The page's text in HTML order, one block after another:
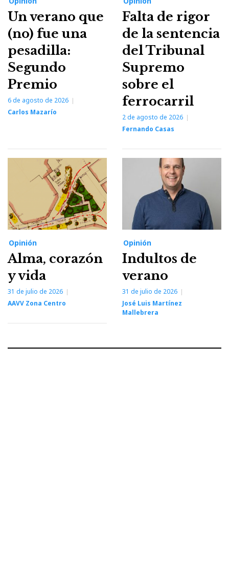
Un verano que
(no) fue una
pesadilla:
Segundo
Premio
6 de agosto de 2026
Carlos Mazarío
Falta de rigor
de la sentencia
del Tribunal
Supremo
sobre el
ferrocarril
2 de agosto de 2026
Fernando Casas
Opinión
Alma, corazón
y vida
31 de julio de 2026
AAVV Zona Centro
Opinión
Indultos de
verano
31 de julio de 2026
José Luis Martínez
Mallebrera